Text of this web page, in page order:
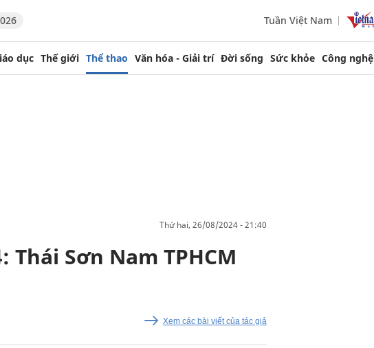
Tuần Việt Nam
dục Thế giới Thể thao Văn hóa - Giải trí Đời sống Sức khỏe Công nghệ
thứ hai, 26/08/2024 - 21:40
Sơn Nam TPHCM
Xem các bài viết của tác giả